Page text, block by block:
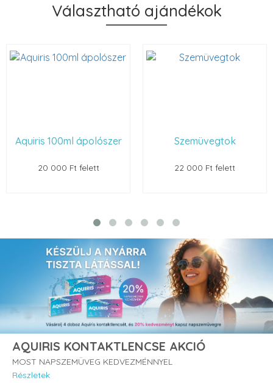
Választható ajándékok
Aquiris 100ml ápolószer
20 000 Ft felett
Szemüvegtok
22 000 Ft felett
AQUIRIS KONTAKTLENCSE AKCIÓ
MOST NAPSZEMÜVEG KEDVEZMÉNNYEL
Részletek